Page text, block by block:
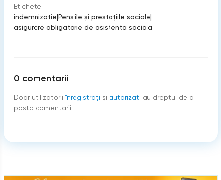
Etichete:
indemnizatie|Pensiile şi prestaţiile sociale|
asigurare obligatorie de asistenta sociala
0 comentarii
Doar utilizatorii înregistraţi şi autorizați au dreptul de a
posta comentarii.